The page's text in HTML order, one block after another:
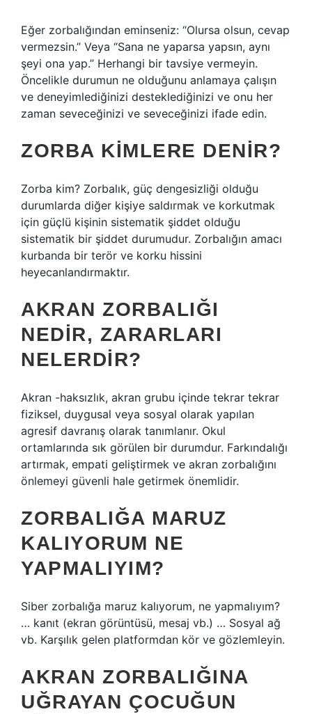
Eğer zorbalığından eminseniz: “Olursa olsun, cevap
vermezsin.” Veya “Sana ne yaparsa yapsın, aynı
şeyi ona yap.” Herhangi bir tavsiye vermeyin.
Öncelikle durumun ne olduğunu anlamaya çalışın
ve deneyimlediğinizi desteklediğinizi ve onu her
zaman seveceğinizi ve seveceğinizi ifade edin.
ZORBA KIMLERE DENIR?
Zorba kim? Zorbalık, güç dengesizliği olduğu
durumlarda diğer kişiye saldırmak ve korkutmak
için güçlü kişinin sistematik şiddet olduğu
sistematik bir şiddet durumudur. Zorbalığın amacı
kurbanda bir terör ve korku hissini
heyecanlandırmaktır.
AKRAN ZORBALIĞI
NEDIR, ZARARLARI
NELERDIR?
Akran -haksızlık, akran grubu içinde tekrar tekrar
fiziksel, duygusal veya sosyal olarak yapılan
agresif davranış olarak tanımlanır. Okul
ortamlarında sık görülen bir durumdur. Farkındalığı
artırmak, empati geliştirmek ve akran zorbalığını
önlemeyi güvenli hale getirmek önemlidir.
ZORBALIĞA MARUZ
KALIYORUM NE
YAPMALIYIM?
Siber zorbalığa maruz kalıyorum, ne yapmalıyım?
… kanıt (ekran görüntüsü, mesaj vb.) … Sosyal ağ
vb. Karşılık gelen platformdan kör ve gözlemleyin.
AKRAN ZORBALIĞINA
UĞRAYAN ÇOCUĞUN